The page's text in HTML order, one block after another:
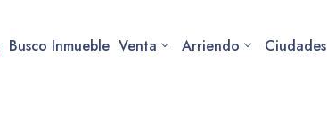
Busco Inmueble Venta Arriendo Ciudades